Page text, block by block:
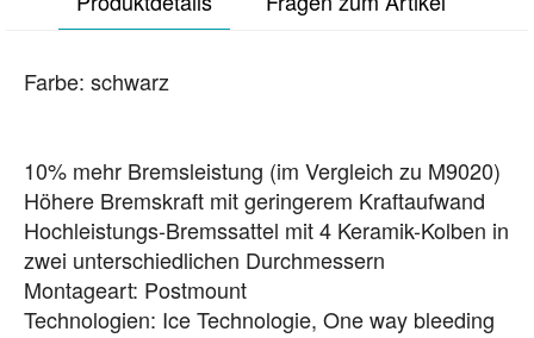
Farbe: schwarz
10% mehr Bremsleistung (im Vergleich zu M9020)
Höhere Bremskraft mit geringerem Kraftaufwand
Hochleistungs-Bremssattel mit 4 Keramik-Kolben in
zwei unterschiedlichen Durchmessern
Montageart: Postmount
Technologien: Ice Technologie, One way bleeding